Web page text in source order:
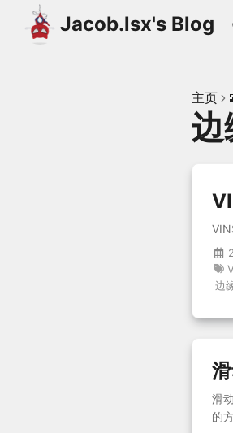
Jacob.lsx's Blog
主页
边
边
滑
的